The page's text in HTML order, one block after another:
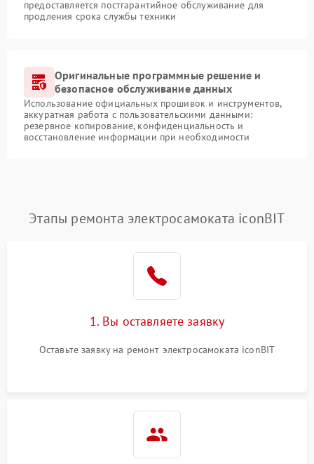
предоставляется постгарантийное обслуживание для
продления срока службы техники
Оригинальные программные решение и
безопасное обслуживание данных
Использование официальных прошивок и инструментов,
аккуратная работа с пользовательскими данными:
резервное копирование, конфиденциальность и
восстановление информации при необходимости
Этапы ремонта электросамоката iconBIT
1. Вы оставляете заявку
Оставьте заявку на ремонт электросамоката iconBIT